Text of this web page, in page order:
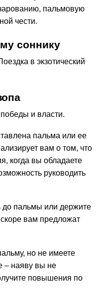
пальмовую
чести.
соннику
в экзотический
и власти.
пальма или ее
вам о том, что
когда вы обладаете
руководить
до пальмы или держите
вам предложат
но не имеете
– наяву вы не
повышения по